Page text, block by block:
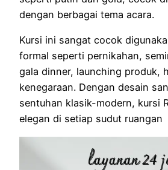
dengan berbagai tema acara.
Kursi ini sangat cocok
formal seperti pernikahan,
gala dinner, launching produk,
kenegaraan. Dengan desain
sentuhan klasik-modern, kursi
elegan di setiap sudut ruangan